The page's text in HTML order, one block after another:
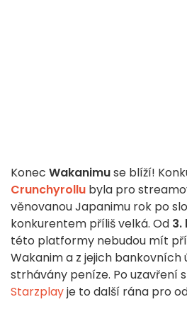
Konec Wakanimuse blíží!
Crunchyrollu byla pro
věnovanou Japanimu rok po
konkurentem příliš velká. Od 3.
této platformy nebudou mít
Wakanim a z jejich bankovních
strhávány peníze. Po uzavření
Starzplayje to další rána pro